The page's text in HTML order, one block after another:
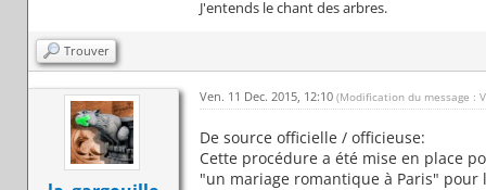
J'entends le chant des arbres.
Trouver
Ven. 11 Dec. 2015, 12:10 (Modification du message :
De source officielle / officieuse:
Cette procédure a été mise en place
"un mariage romantique à Paris"